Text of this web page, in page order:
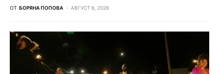
ОТ БОРЯНА ПОПОВА АВГУСТ 6, 2026